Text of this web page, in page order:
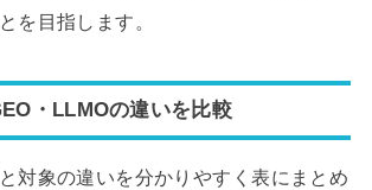
を目指します。
・LLMOの違いを比較
対象の違いを分かりやすく表にまとめ